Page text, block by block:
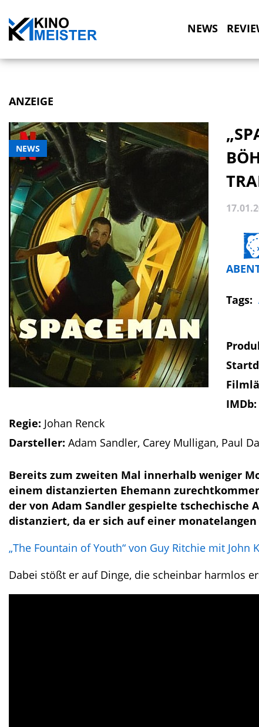
NEWS
ANZEIGE
NEWS
Tags:
IMDb:
Regie: Johan Renck
Darsteller: Adam Sandler, Carey Mulligan, Paul
Bereits zum zweiten Mal innerhalb weniger
einem distanzierten Ehemann
der von Adam Sandler gespielte tschechische
distanziert, da er sich auf einer
„The Fountain of Youth“ von Guy Ritchie mit
Dabei stößt er auf Dinge, die scheinbar harmlos